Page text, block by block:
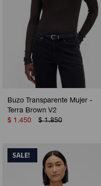
Buzo Transparente Mujer -
Terra Brown V2
$ 1.450 $ 1.850